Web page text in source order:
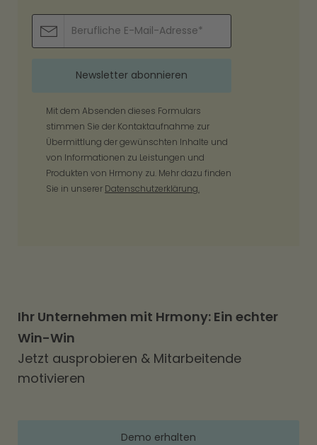
Mit dem Absenden dieses Formulars
stimmen Sie der Kontaktaufnahme zur
Übermittlung der gewünschten Inhalte und
von Informationen zu Leistungen und
Produkten von Hrmony zu. Mehr dazu finden
Sie in unserer Datenschutzerklärung.
Ihr Unternehmen mit Hrmony: Ein echter
Win-Win
Jetzt ausprobieren & Mitarbeitende
motivieren
Demo erhalten